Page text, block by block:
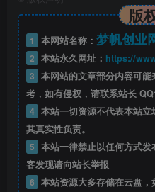
44-第14课手机端如何上传商
4-4如何第四天发互动性笔记
45-第15课拼多多如何选品
46-第16课手机剪辑教程
47-第17课如何在抖音选择素
48-第18课如何在抖店选品
版
1 本网站名称： 梦帆创业
2 本站永久网址： https://
3 本网站的文章部分内容可
考，如有侵权，请联系站长 QQ
4 本站一切资源不代表本站
其真实性负责。
5 本站一律禁止以任何方式
客发现请向站长举报
6 本站资源大多存储在云盘